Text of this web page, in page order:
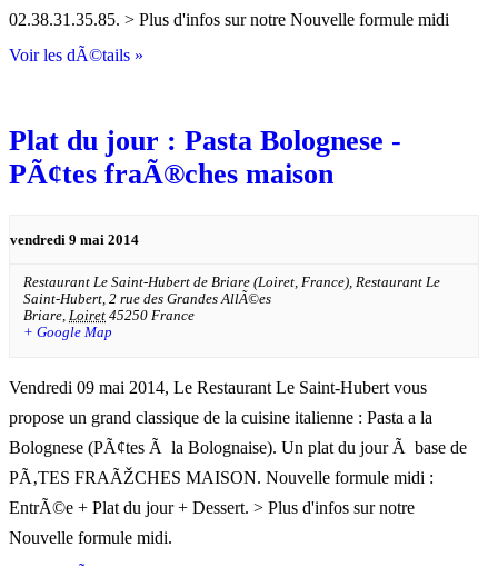
02.38.31.35.85. > Plus d'infos sur notre Nouvelle formule midi
Voir les dÃ©tails »
Plat du jour : Pasta Bolognese -
PÃ¢tes fraÃ®ches maison
vendredi 9 mai 2014
Restaurant Le Saint-Hubert de Briare (Loiret, France), Restaurant Le
Saint-Hubert, 2 rue des Grandes AllÃ©es
Briare, Loiret 45250 France
+ Google Map
Vendredi 09 mai 2014, Le Restaurant Le Saint-Hubert vous
propose un grand classique de la cuisine italienne : Pasta a la
Bolognese (PÃ¢tes Ã la Bolognaise). Un plat du jour Ã base de
PÃ‚TES FRAÃŽCHES MAISON. Nouvelle formule midi :
EntrÃ©e + Plat du jour + Dessert. > Plus d'infos sur notre
Nouvelle formule midi.